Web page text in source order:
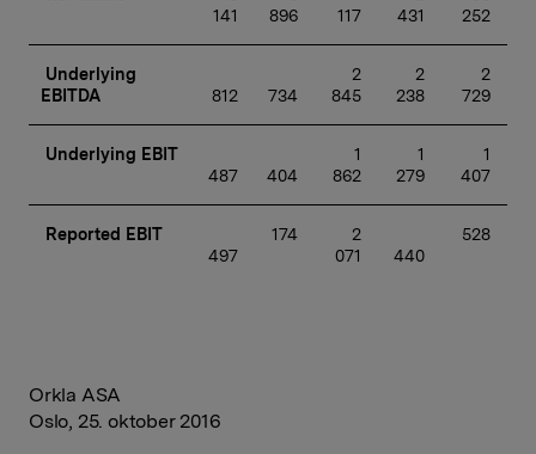
141
896
117
431
252
Underlying
EBITDA
812 734
845
238
729
Underlying EBIT
487
404
862
279
407
Reported EBIT
497
174
071
440
528
Orkla ASA
Oslo, 25. oktober 2016